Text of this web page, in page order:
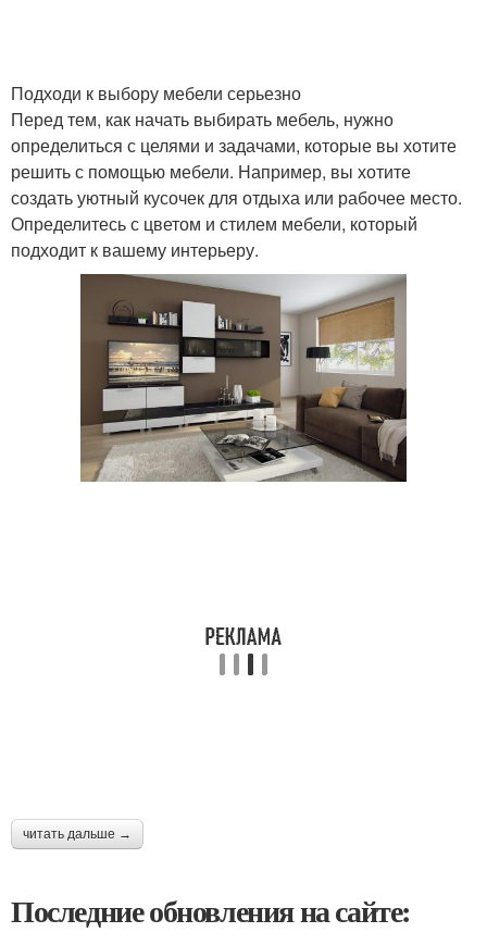
Подходи к выбору мебели серьезно
Перед тем, как начать выбирать мебель, нужно
определиться с целями и задачами, которые вы хотите
решить с помощью мебели. Например, вы хотите
создать уютный кусочек для отдыха или рабочее место.
Определитесь с цветом и стилем мебели, который
подходит к вашему интерьеру.
читать дальше →
Последние обновления на сайте: